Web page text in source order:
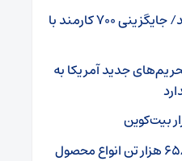
زنگ خطر به صدا درآمد/ جایگزینی ۷۰۰ کارمند با
جدید آمریکا به
بیت‌کوین
معامله ۲ میلیون و ۶۵۸ هزار تن انواع محصول